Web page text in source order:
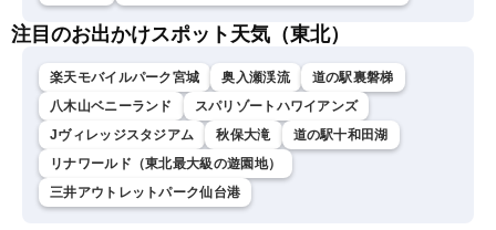
注目のお出かけスポット天気（東北）
楽天モバイルパーク宮城 奥入瀬渓流
道の駅裏磐梯
八木山ベニーランド
スパリゾートハワイアンズ
Jヴィレッジスタジアム
秋保大滝
道の駅十和田湖
リナワールド（東北最大級の遊園地）
三井アウトレットパーク仙台港